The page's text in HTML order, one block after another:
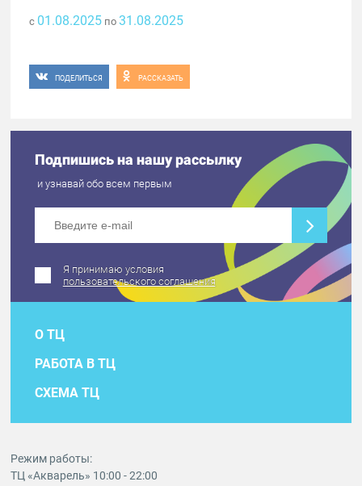
с 01.08.2025по 31.08.2025
ПОДЕЛИТЬСЯ РАССКАЗАТЬ
Подпишись на нашу рассылку
и узнавай обо всем первым
Я принимаю условия
пользовательского соглашения
О ТЦ
РАБОТА В ТЦ
СХЕМА ТЦ
Режим работы:
ТЦ «Акварель» 10:00 - 22:00